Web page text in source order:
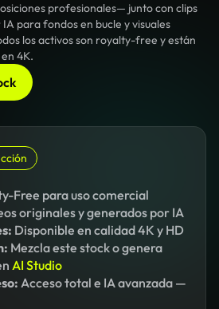
profesionales— junto con clips
para fondos en bucle y visuales
los activos son royalty-free y están
4K.
Free para uso comercial
originales y generados por IA
Disponible en calidad 4K y HD
Mezcla este stock o genera
AI Studio
Acceso total e IA avanzada —